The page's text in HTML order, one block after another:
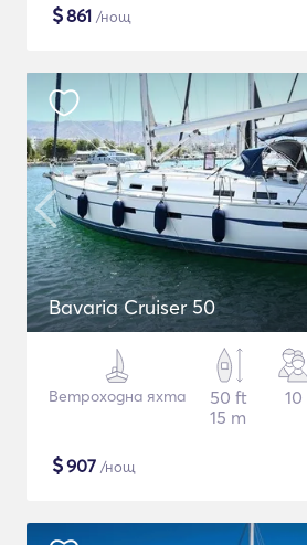
$861 /нощ
Bavaria Cruiser 50
Ветроходна яхта
50 ft
15 m
10
$907 /нощ